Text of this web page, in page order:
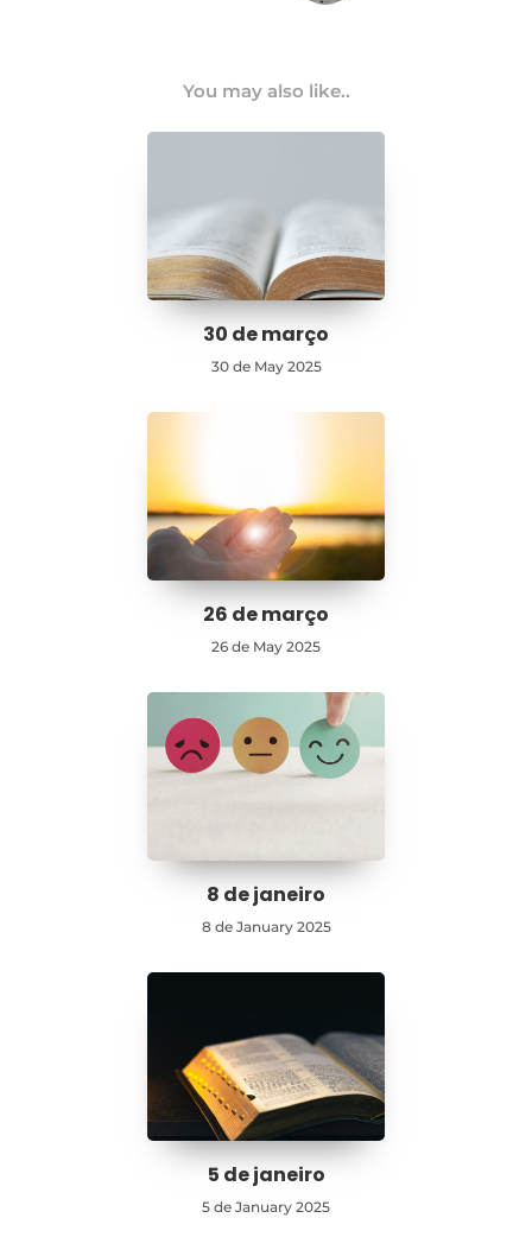
You may also like..
30 de março
30 de May 2025
26 de março
26 de May 2025
8 de janeiro
8 de January 2025
5 de janeiro
5 de January 2025